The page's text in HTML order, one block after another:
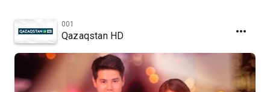
001
Qazaqstan HD